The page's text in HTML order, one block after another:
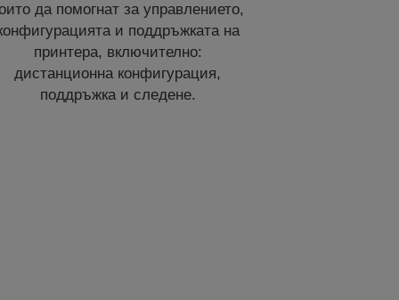
да помогнат за управлението,
и поддръжката на
принтера, включително:
дистанционна конфигурация,
поддръжка и следене.